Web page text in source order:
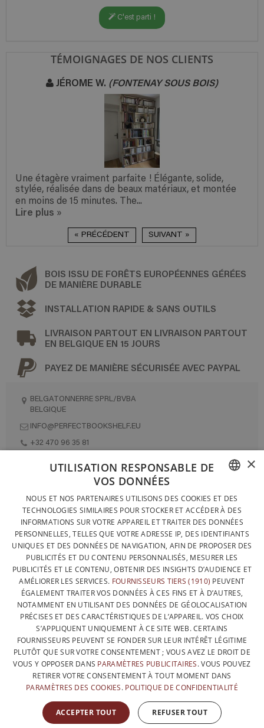
C'est parti !
TÉMOIGNAGES DE NOS CLIENTS
JÉROME W. (FONTENAY SOUS BOIS)
Une étagère vraiment parfaite ! Élégante, solide,
stylée, réalisée dans de beaux matériaux, et montée
en moins de 15 minutes. The...
Lire plus »
« PRÉCÉDENT SUIVANT »
BOIS ISSU DE FORÊTS EUROPÉENNES GÉRÉES
DE MANIÈRE DURABLE
INSTALLATION RAPIDE & SANS OUTILS
LIVRAISON PARTOUT EN LIVRAISON PARTOUT
EN BELGIQUE EN 15 JOURS
PAYEZ DE MANIÈRE SÉCURISÉE AVEC PAYPAL
BELGATONNERRE SPRL/BVBA
BELGIQUE
INFO@PERFECTBOOKSHELF.EU
+32 470 96 35 81
CONTACTEZ-NOUS
PROTECTION DES DONNÉES
CONDITIONS GÉNÉRALES DE VENTE
SITEMAP
FRENCH
DUTCH
ENGLISH
×
UTILISATION RESPONSABLE DE
VOS DONNÉES
NOUS ET NOS PARTENAIRES UTILISONS DES COOKIES ET DES
TECHNOLOGIES SIMILAIRES POUR STOCKER ET ACCÉDER À DES
INFORMATIONS SUR VOTRE APPAREIL ET TRAITER DES DONNÉES
PERSONNELLES, TELLES QUE VOTRE ADRESSE IP, DES IDENTIFIANTS
UNIQUES ET DES DONNÉES DE NAVIGATION, AFIN DE PROPOSER DES
PUBLICITÉS ET DU CONTENU PERSONNALISÉS, MESURER LES
PUBLICITÉS ET LE CONTENU, OBTENIR DES INSIGHTS D’AUDIENCE ET
AMÉLIORER LES SERVICES. FOURNISSEURS TIERS (1910) PEUVENT
ÉGALEMENT TRAITER VOS DONNÉES À CES FINS ET À D’AUTRES,
NOTAMMENT EN UTILISANT DES DONNÉES DE GÉOLOCALISATION
PRÉCISES ET DES CARACTÉRISTIQUES DE L’APPAREIL. VOS CHOIX
S’APPLIQUENT UNIQUEMENT À CE SITE WEB. CERTAINS
FOURNISSEURS PEUVENT SE FONDER SUR LEUR INTÉRÊT LÉGITIME
PLUTÔT QUE SUR VOTRE CONSENTEMENT ; VOUS AVEZ LE DROIT DE
VOUS Y OPPOSER DANS PARAMÈTRES PUBLICITAIRES. VOUS POUVEZ
RETIRER VOTRE CONSENTEMENT À TOUT MOMENT DANS
PARAMÈTRES DES COOKIES. POLITIQUE DE CONFIDENTIALITÉ
ACCEPTER TOUT REFUSER TOUT